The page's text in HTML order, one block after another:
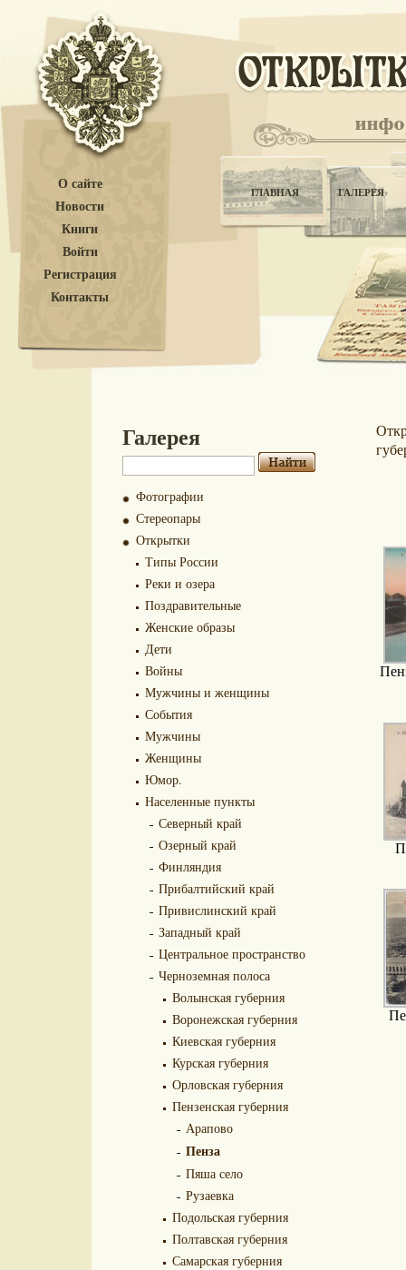
О сайте
Новости
Книги
Войти
Регистрация
Контакты
ГЛАВНАЯ ГАЛЕРЕЯ
Галерея
Фотографии
Стереопары
Открытки
Типы России
Реки и озера
Поздравительные
Женские образы
Дети
Войны
Мужчины и женщины
События
Мужчины
Женщины
Юмор.
Населенные пункты
Северный край
Озерный край
Финляндия
Прибалтийский край
Привислинский край
Западный край
Центральное пространство
Черноземная полоса
Волынская губерния
Воронежская губерния
Киевская губерния
Курская губерния
Орловская губерния
Пензенская губерния
Арапово
Пенза
Пяша село
Рузаевка
Подольская губерния
Полтавская губерния
Самарская губерния